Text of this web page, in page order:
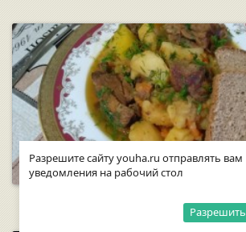
Разрешите сайту youha.ru отправлять вам
уведомления на рабочий стол
Разрешить